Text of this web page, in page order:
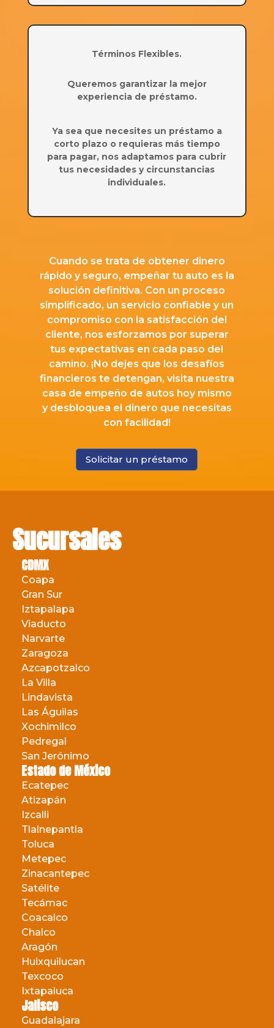
Términos Flexibles.
Queremos garantizar la mejor
experiencia de préstamo.
Ya sea que necesites un préstamo a
corto plazo o requieras más tiempo
para pagar, nos adaptamos para cubrir
tus necesidades y circunstancias
individuales.
Cuando se trata de obtener dinero
rápido y seguro, empeñar tu auto es la
solución definitiva. Con un proceso
simplificado, un servicio confiable y un
compromiso con la satisfacción del
cliente, nos esforzamos por superar
tus expectativas en cada paso del
camino. ¡No dejes que los desafíos
financieros te detengan, visita nuestra
casa de empeño de autos hoy mismo
y desbloquea el dinero que necesitas
con facilidad!
Solicitar un préstamo
Sucursales
CDMX
Coapa
Gran Sur
Iztapalapa
Viaducto
Narvarte
Zaragoza
Azcapotzalco
La Villa
Lindavista
Las Águilas
Xochimilco
Pedregal
San Jerónimo
Estado de México
Ecatepec
Atizapán
Izcalli
Tlalnepantla
Toluca
Metepec
Zinacantepec
Satélite
Tecámac
Coacalco
Chalco
Aragón
Huixquilucan
Texcoco
Ixtapaluca
Jalisco
Guadalajara